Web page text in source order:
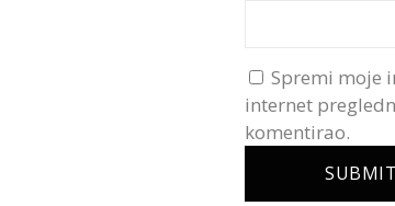
Spremi moje
internet
komentirao.